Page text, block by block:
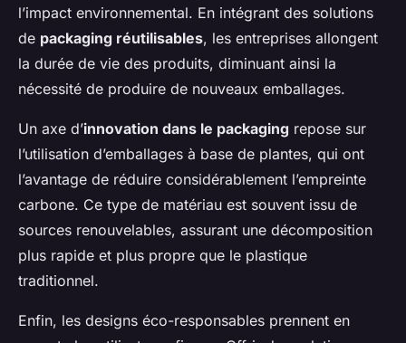
l’impact environnemental. En intégrant des solutions
de packaging réutilisables, les entreprises allongent
la durée de vie des produits, diminuant ainsi la
nécessité de produire de nouveaux emballages.
Un axe d’innovation dans le packaging repose sur
l’utilisation d’emballages à base de plantes, qui ont
l’avantage de réduire considérablement l’empreinte
carbone. Ce type de matériau est souvent issu de
sources renouvelables, assurant une décomposition
plus rapide et plus propre que le plastique
traditionnel.
Enfin, les designs éco-responsables prennent en